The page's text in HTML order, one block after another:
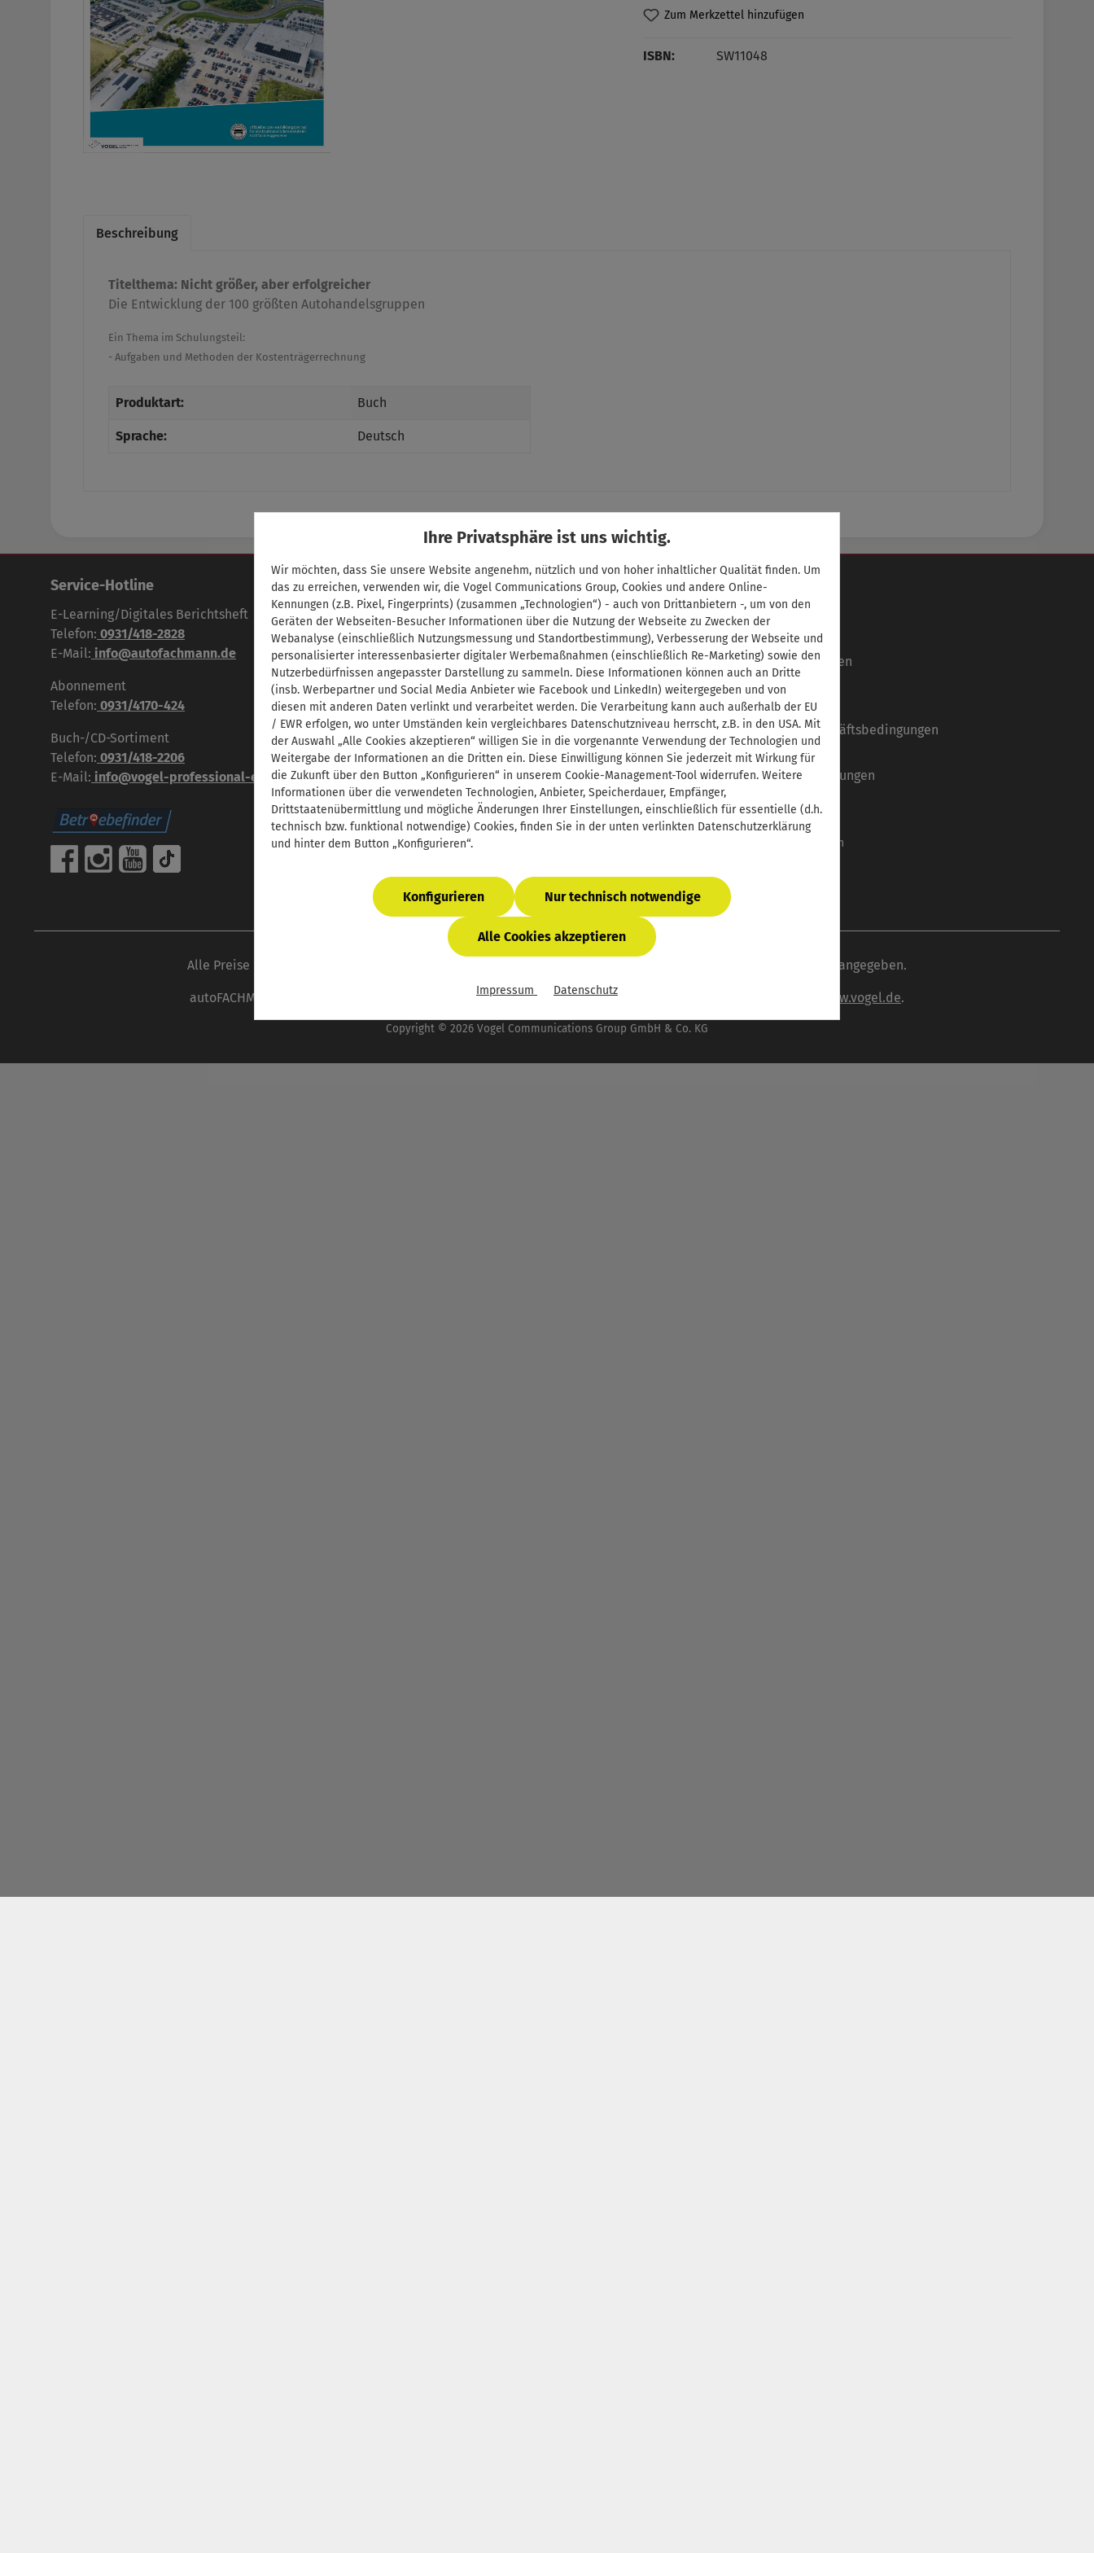
Zum Merkzettel hinzufügen
ISBN: SW11048
Beschreibung
Titelthema: Nicht größer, aber erfolgreicher
Die Entwicklung der 100 größten Autohandelsgruppen
Ein Thema im Schulungsteil:
- Aufgaben und Methoden der Kostenträgerrechnung
Produktart: Buch
Sprache: Deutsch
Service-Hotline
E-Learning/Digitales Berichtsheft
Telefon: 0931/418-2828
E-Mail: info@autofachmann.de
Abonnement
Telefon: 0931/4170-424
Buch-/CD-Sortiment
Telefon: 0931/418-2206
E-Mail: info@vogel-professional-education.de
Shop Service
Kontakt
Lieferzeit und Versandkosten
Zahlungsbedingungen
Abo-Kündigung
Vertrag widerrufen
Support
Defektes Produkt
E-Book-Code einlösen
InfoClick
Prüfstückbestellung
Firmenlizenzen - E-Book für Ihr Unternehmen
Informationen
Über uns
Ansprechpartner
Autorinnen/Autoren
Partner
Impressum
Allgemeine Geschäftsbedingungen
Datenschutz
Systemvoraussetzungen
Mediadaten
Cookie-Einstellungen
Alle Preise inkl. gesetzl. Mehrwertsteuer zzgl. und ggf. Nachnahmegebühren, wenn nicht anders angegeben.
autoFACHMANN ist eine Marke der Vogel Communications Group. Unser gesamtes Angebot finden Sie unter www.vogel.de.
Copyright © 2026 Vogel Communications Group GmbH & Co. KG
Ihre Privatsphäre ist uns wichtig.
Wir möchten, dass Sie unsere Website angenehm, nützlich und von hoher inhaltlicher Qualität finden. Um
das zu erreichen, verwenden wir, die Vogel Communications Group, Cookies und andere Online-
Kennungen (z.B. Pixel, Fingerprints) (zusammen „Technologien“) - auch von Drittanbietern -, um von den
Geräten der Webseiten-Besucher Informationen über die Nutzung der Webseite zu Zwecken der
Webanalyse (einschließlich Nutzungsmessung und Standortbestimmung), Verbesserung der Webseite und
personalisierter interessenbasierter digitaler Werbemaßnahmen (einschließlich Re-Marketing) sowie den
Nutzerbedürfnissen angepasster Darstellung zu sammeln. Diese Informationen können auch an Dritte
(insb. Werbepartner und Social Media Anbieter wie Facebook und LinkedIn) weitergegeben und von
diesen mit anderen Daten verlinkt und verarbeitet werden. Die Verarbeitung kann auch außerhalb der EU
/ EWR erfolgen, wo unter Umständen kein vergleichbares Datenschutzniveau herrscht, z.B. in den USA. Mit
der Auswahl „Alle Cookies akzeptieren“ willigen Sie in die vorgenannte Verwendung der Technologien und
Weitergabe der Informationen an die Dritten ein. Diese Einwilligung können Sie jederzeit mit Wirkung für
die Zukunft über den Button „Konfigurieren“ in unserem Cookie-Management-Tool widerrufen. Weitere
Informationen über die verwendeten Technologien, Anbieter, Speicherdauer, Empfänger,
Drittstaatenübermittlung und mögliche Änderungen Ihrer Einstellungen, einschließlich für essentielle (d.h.
technisch bzw. funktional notwendige) Cookies, finden Sie in der unten verlinkten Datenschutzerklärung
und hinter dem Button „Konfigurieren“.
Nur technisch notwendige
Konfigurieren
Alle Cookies akzeptieren
Impressum Datenschutz